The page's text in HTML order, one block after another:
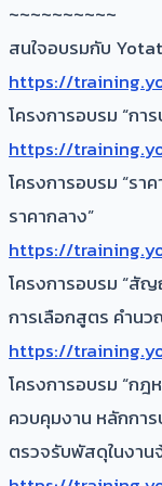
~~~~~~~~~~
สนใจอบรมกับ
https://
โครงการอบรม “กา
https://
โครงการอบรม “รา
ราคากลาง”
https://
โครงการอบรม “สัญ
การเลือกสูตร คำน
https://
โครงการอบรม “ก
ควบคุมงาน หลักกา
ตรวจรับพัสดุในงาน